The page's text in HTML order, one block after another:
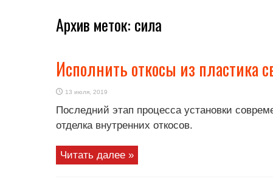
Архив меток: сила
Исполнить откосы из пластика
13 июля, 2019
Последний этап процесса установки
отделка внутренних откосов.
Читать далее »